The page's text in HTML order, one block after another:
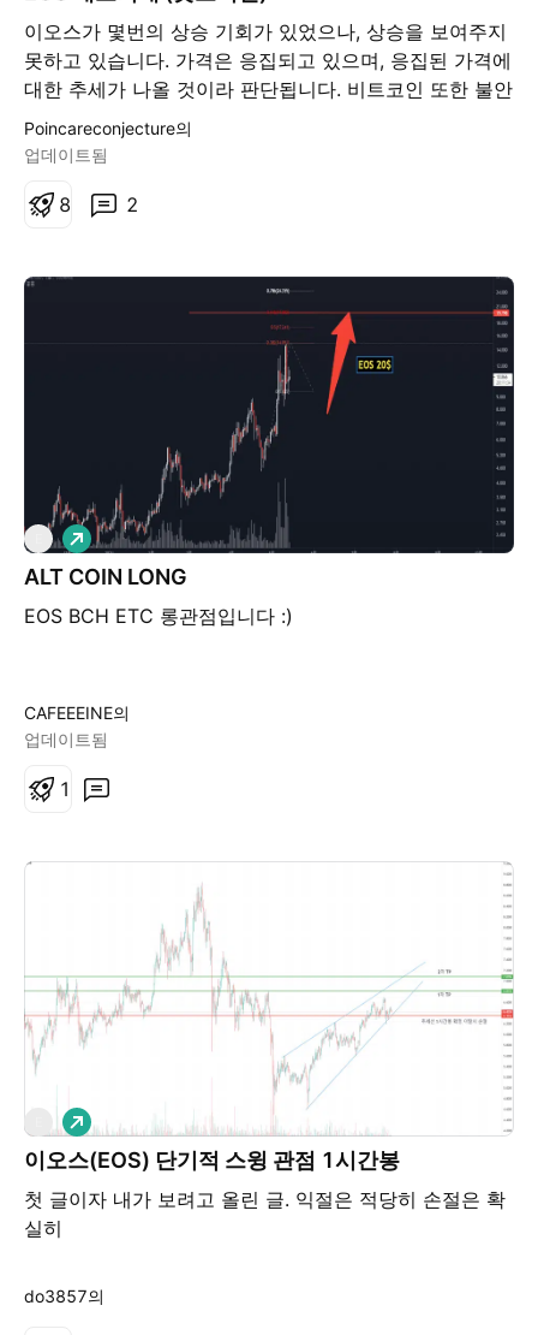
이오스가 몇번의 상승 기회가 있었으나, 상승을 보여주지
못하고 있습니다. 가격은 응집되고 있으며, 응집된 가격에
대한 추세가 나올 것이라 판단됩니다. 비트코인 또한 불안
한 위치에 있네요. 알트코인에 대한 마진 거래는 잘 하지
않으나, 기존 비트코인의 포지션 보다 조금 더 좋아보여서
Poincareconjecture의
업데이트됨
2
8
ALT COIN LONG
EOS BCH ETC 롱관점입니다 :)
롱
CAFEEEINE의
업데이트됨
1
이오스(EOS) 단기적 스윙 관점 1시간봉
첫 글이자 내가 보려고 올린 글. 익절은 적당히 손절은 확
실히
롱
do3857의